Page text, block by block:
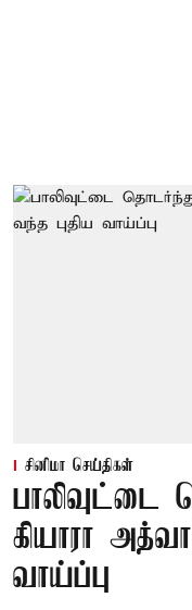
சினிமா செய்திகள்
பாலிவுட்டை
கியாரா
வாய்ப்பு